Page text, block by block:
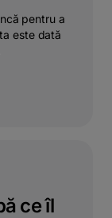
pentru a
este dată
ce îl